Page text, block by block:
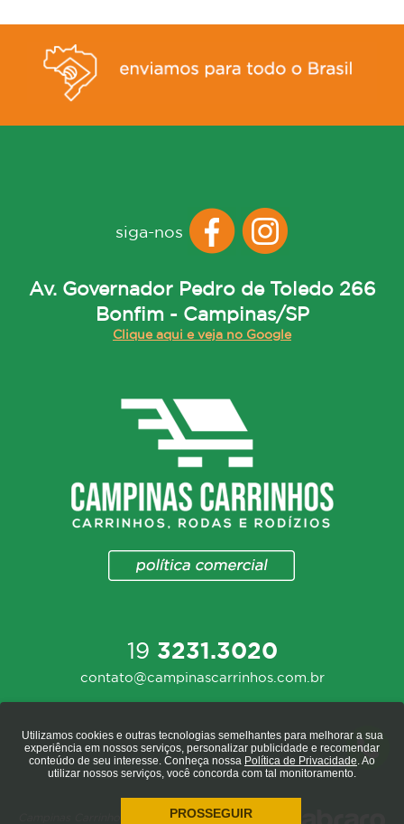
siga-nos
Av. Governador Pedro de Toledo 266
Bonfim - Campinas/SP
Clique aqui e veja no Google
19 3231.3020
contato@campinascarrinhos.com.br
Campinas Carrinhos 2020 - todos
Utilizamos cookies e outras tecnologias semelhantes para melhorar a sua
experiência em nossos serviços, personalizar publicidade e recomendar
conteúdo de seu interesse. Conheça nossa Política de Privacidade. Ao
utilizar nossos serviços, você concorda com tal monitoramento.
PROSSEGUIR